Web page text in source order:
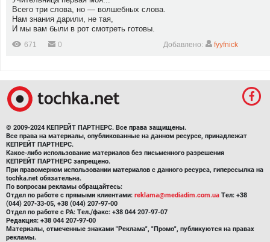
Всего три слова, но — волшебных слова.
Нам знания дарили, не тая,
И мы вам были в рот смотреть готовы.
671 0 Добавлено: fyyfnick
© 2009-2024 КЕПРЕЙТ ПАРТНЕРС. Все права защищены.
Все права на материалы, опубликованные на данном ресурсе, принадлежат
КЕПРЕЙТ ПАРТНЕРС.
Какое-либо использование материалов без письменного разрешения
КЕПРЕЙТ ПАРТНЕРС запрещено.
При правомерном использовании материалов с данного ресурса, гиперссылка на
tochka.net обязательна.
По вопросам рекламы обращайтесь:
Отдел по работе с прямыми клиентами: reklama@mediadim.com.ua Тел: +38
(044) 207-33-05, +38 (044) 207-97-00
Отдел по работе с РА: Тел./факс: +38 044 207-97-07
Редакция: +38 044 207-97-00
Материалы, отмеченные знаками "Реклама", "Промо", публикуются на правах
рекламы.